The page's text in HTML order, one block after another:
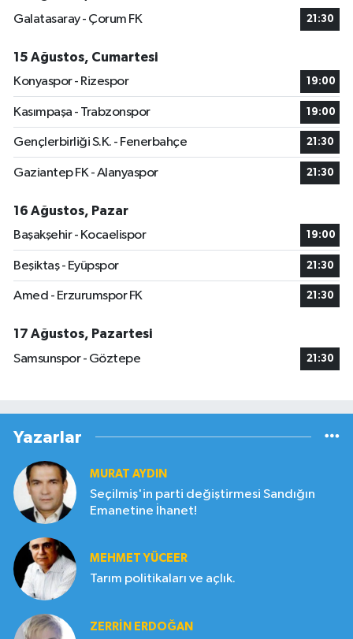
Galatasaray - Çorum FK
21:30
15 Ağustos, Cumartesi
Konyaspor - Rizespor
19:00
Kasımpaşa - Trabzonspor 19:00
Gençlerbirliği S.K. - Fenerbahçe 21:30
Gaziantep FK - Alanyaspor 21:30
16 Ağustos, Pazar
Başakşehir - Kocaelispor
19:00
Beşiktaş - Eyüpspor 21:30
Amed - Erzurumspor FK 21:30
17 Ağustos, Pazartesi
Samsunspor - Göztepe
21:30
Yazarlar
MURAT AYDIN
Seçilmiş'in parti değiştirmesi Sandığın
Emanetine İhanet!
MEHMET YÜCEER
Tarım politikaları ve açlık.
ZERRIN ERDOĞAN